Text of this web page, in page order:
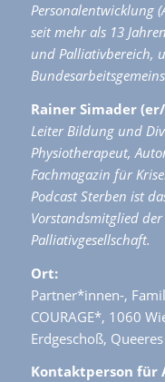
Personalentwicklung
seit mehr als 13
und Palliativbereich,
Rainer Simader
Leiter Bildung und
Physiotherapeut,
Fachmagazin für
Podcast Sterben ist
Vorstandsmitglied
Palliativgesellschaft.
Ort:
Partner*innen-,
COURAGE*, 1060
Erdgeschoß,
Kontaktperson für